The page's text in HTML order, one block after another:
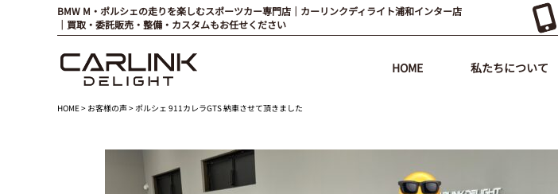
BMW M・ポルシェの走りを楽しむスポーツカー専門店｜カーリンクディライト浦和インター店
｜買取・委託販売・整備・カスタムもお任せください
HOME 私たちについて
HOME> お客様の声> ポルシェ 911カレラGTS 納車させて頂きました